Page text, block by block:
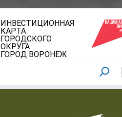
ИНВЕСТИЦИОННАЯ
КАРТА
ГОРОДСКОГО
ОКРУГА
ГОРОД ВОРОНЕЖ